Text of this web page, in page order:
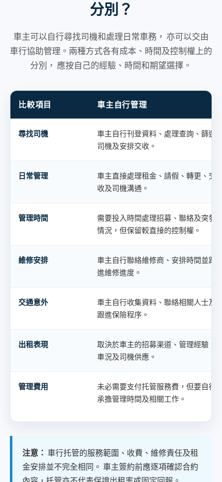
分別？
車主可以自行尋找司機和處理日常車務， 亦可以交由
車行協助管理。兩種方式各有成本、時間及控制權上的
分別， 應按自己的經驗、時間和期望選擇。
比較項目 車主自行管理
尋找司機
車主自行刊登資料、處理查詢、篩選
司機及安排交收。
日常管理
車主直接處理租金、請假、轉更、交
收及司機溝通。
管理時間
需要投入時間處理招募、聯絡及突發
情況，但保留較直接的控制權。
維修安排
車主自行聯絡維修商、安排時間並跟
進維修進度。
交通意外
車主自行收集資料、聯絡相關人士及
跟進保險程序。
出租表現
取決於車主的招募渠道、管理經驗、
車況及司機供應。
管理費用
未必需要支付托管服務費，但要自行
承擔管理時間及相關工作。
注意： 車行托管的服務範圍、收費、維修責任及租
金安排並不完全相同。 車主簽約前應逐項確認合約